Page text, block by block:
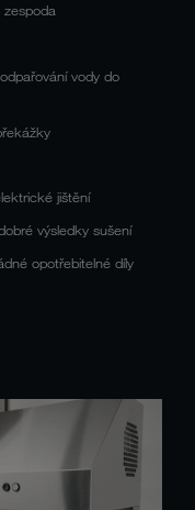
zespoda
vody do
jištění
výsledky sušení
opotřebitelné díly